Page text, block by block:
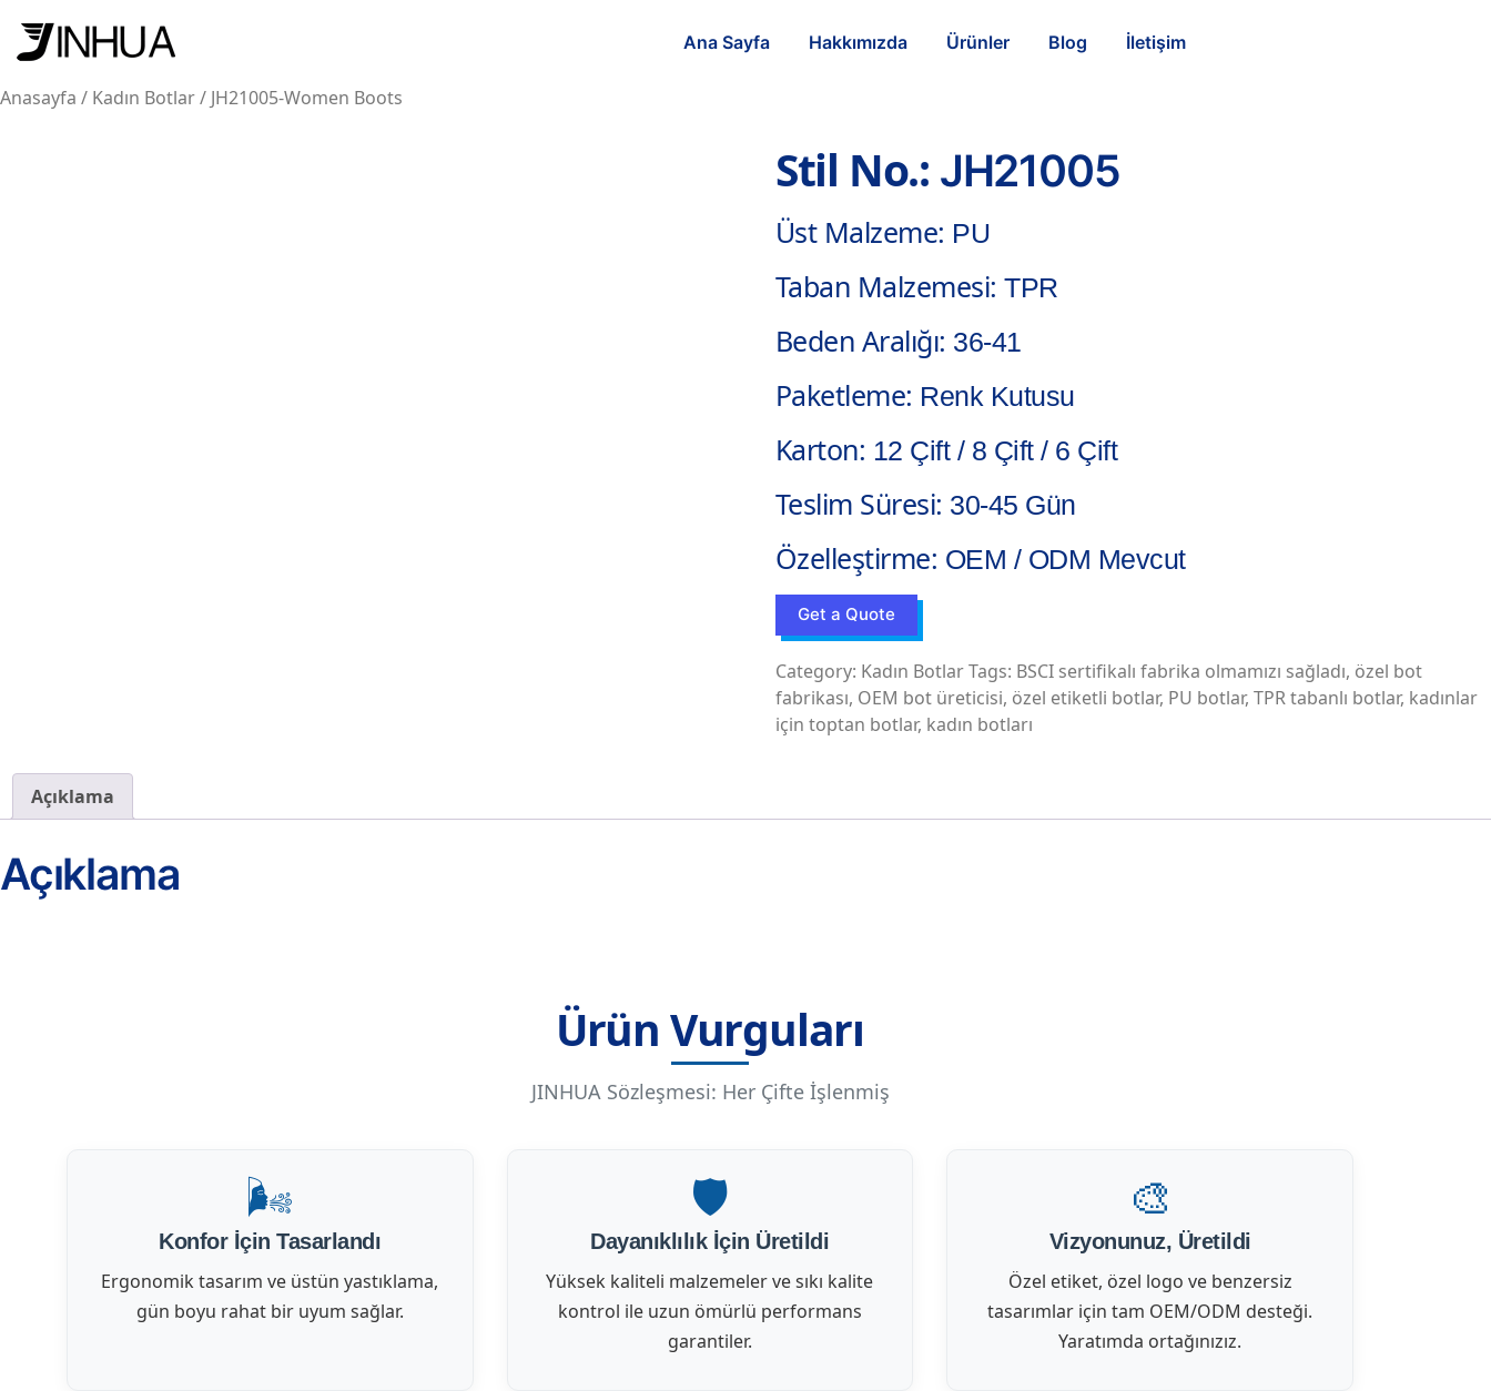
Ana Sayfa Hakkımızda Ürünler Blog İletişim
Anasayfa / Kadın Botlar/ JH21005-Women Boots
Stil No.: JH21005
Üst Malzeme: PU
Taban Malzemesi:TPR
Beden Aralığı: 36-41
Paketleme: Renk Kutusu
Karton: 12 Çift / 8 Çift / 6 Çift
Teslim Süresi: 30-45 Gün
Özelleştirme: OEM / ODM Mevcut
Get a Quote
Category: Kadın BotlarTags: BSCI sertifikalı fabrika olmamızı sağladı, özel bot
fabrikası, OEM bot üreticisi, özel etiketli botlar, PU botlar, TPR tabanlı botlar, kadınlar
için toptan botlar, kadın botları
Açıklama
Açıklama
Ürün Vurguları
JINHUA Sözleşmesi: Her Çifte İşlenmiş
🌬️
Konfor İçin Tasarlandı
Ergonomik tasarım ve üstün yastıklama,
gün boyu rahat bir uyum sağlar.
🛡️
Dayanıklılık İçin Üretildi
Yüksek kaliteli malzemeler ve sıkı kalite
kontrol ile uzun ömürlü performans
garantiler.
🎨
Vizyonunuz, Üretildi
Özel etiket, özel logo ve benzersiz
tasarımlar için tam OEM/ODM desteği.
Yaratımda ortağınızız.